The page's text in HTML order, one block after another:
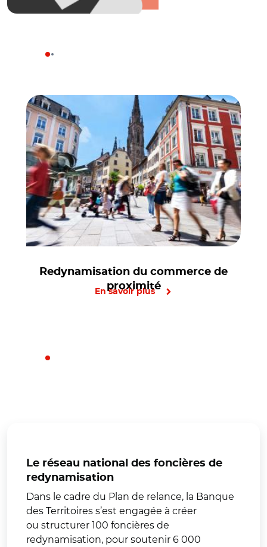
Redynamisation du commerce de
proximité
En savoir plus
Le réseau national des foncières de
redynamisation
Dans le cadre du Plan de relance, la Banque
des Territoires s’est engagée à créer
ou structurer 100 foncières de
redynamisation, pour soutenir 6 000